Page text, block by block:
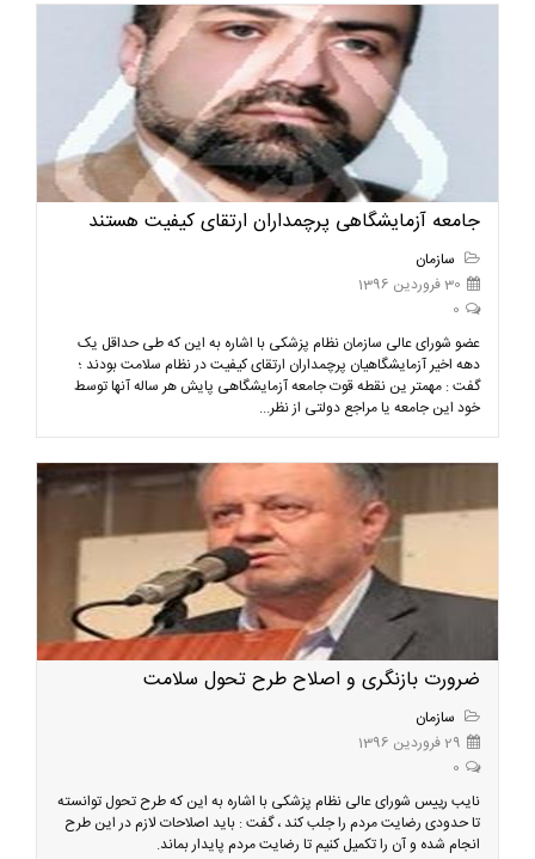
جامعه آزمایشگاهی پرچمداران ارتقای کیفیت هستند
سازمان
30 فروردین 1396
0
عضو شورای عالی سازمان نظام پزشکی با اشاره به این که طی حداقل یک
دهه اخیر آزمایشگاهیان پرچمداران ارتقای کیفیت در نظام سلامت بودند ؛
گفت : مهمتر ین نقطه قوت جامعه آزمایشگاهی پایش هر ساله آنها توسط
خود این جامعه یا مراجع دولتی از نظر...
ضرورت بازنگری و اصلاح طرح تحول سلامت
سازمان
29 فروردین 1396
0
نایب رییس شورای عالی نظام پزشکی با اشاره به این که طرح تحول توانسته
تا حدودی رضایت مردم را جلب کند ، گفت : باید اصلاحات لازم در این طرح
انجام شده و آن را تکمیل کنیم تا رضایت مردم پایدار بماند.